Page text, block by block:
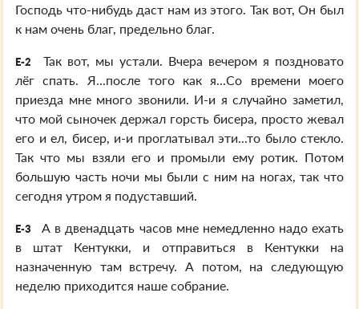
Господь что-нибудь даст нам из этого. Так вот, Он был
к нам очень благ, предельно благ.
E-2
Так вот, мы устали. Вчера вечером я поздновато
лёг спать. Я...после того как я...Со времени моего
приезда мне много звонили. И-и я случайно заметил,
что мой сыночек держал горсть бисера, просто жевал
его и ел, бисер, и-и проглатывал эти...то было стекло.
Так что мы взяли его и промыли ему ротик. Потом
большую часть ночи мы были с ним на ногах, так что
сегодня утром я подуставший.
E-3
А в двенадцать часов мне немедленно надо ехать
в штат Кентукки, и отправиться в Кентукки на
назначенную там встречу. А потом, на следующую
неделю приходится наше собрание.